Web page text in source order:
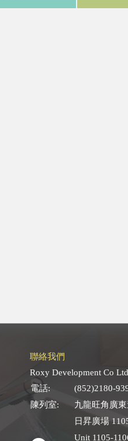
聯絡我們
Roxy Development Co
電話:
(852)2180-
陳列室:
九龍旺角廣
日昇廣場
Unit 1105-